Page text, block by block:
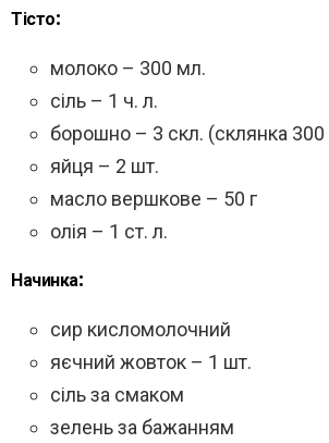
Тісто:
молоко – 300 мл.
сіль – 1 ч. л.
борошно – 3 скл. (склянка
яйця – 2 шт.
масло вершкове – 50 г
олія – 1 ст. л.
Начинка:
сир кисломолочний
яєчний жовток – 1 шт.
сіль за смаком
зелень за бажанням